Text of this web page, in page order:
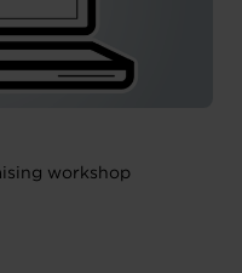
workshop